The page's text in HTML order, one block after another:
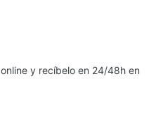
y recíbelo en 24/48h en